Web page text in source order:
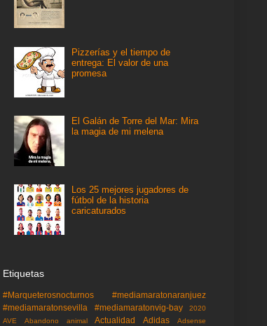
Pizzerías y el tiempo de
entrega: El valor de una
promesa
El Galán de Torre del Mar: Mira
la magia de mi melena
Los 25 mejores jugadores de
fútbol de la historia
caricaturados
Etiquetas
#Marqueterosnocturnos
#mediamaratonaranjuez
#mediamaratonsevilla
#mediamaratonvig-bay
2020
AVE
Abandono animal Actualidad Adidas Adsense